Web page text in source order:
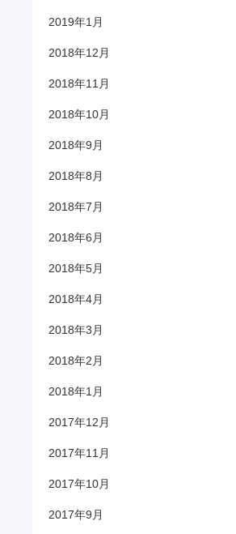
2019年1月
2018年12月
2018年11月
2018年10月
2018年9月
2018年8月
2018年7月
2018年6月
2018年5月
2018年4月
2018年3月
2018年2月
2018年1月
2017年12月
2017年11月
2017年10月
2017年9月